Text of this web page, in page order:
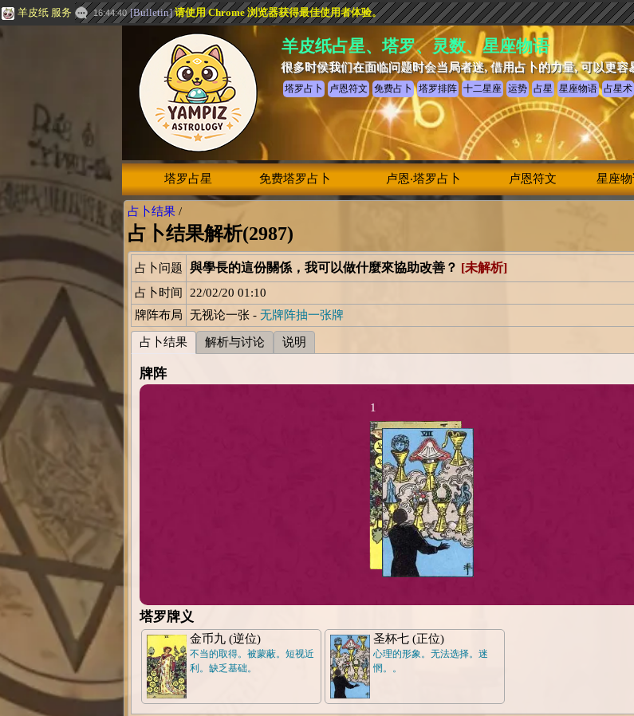
羊皮纸 服务 16:44:40 [Bulletin]请使用 Chrome 浏览器获得最佳使用者体验。
羊皮纸占星、塔罗、灵数、星座物语
很多时侯我们在面临问题时会当局者迷, 借用占卜的力量, 可以更容
塔罗占卜 卢恩符文 免费占卜 塔罗排阵 十二星座 运势 占星 星座物语 占星术
塔罗占星 免费塔罗占卜 卢恩‧塔罗占卜 卢恩符文 星座
占卜结果/
占卜结果解析(2987)
占卜问题 與學長的這份關係，我可以做什麼來協助改善？ [未解析]
占卜时间
22/02/20 01:10
牌阵布局
无视论一张 - 无牌阵抽一张牌
占卜结果 解析与讨论 说明
牌阵
1
塔罗牌义
金币九 (逆位)
不当的取得。被蒙蔽。短视近
利。缺乏基础。
圣杯七 (正位)
心理的形象。无法选择。迷
惘。。